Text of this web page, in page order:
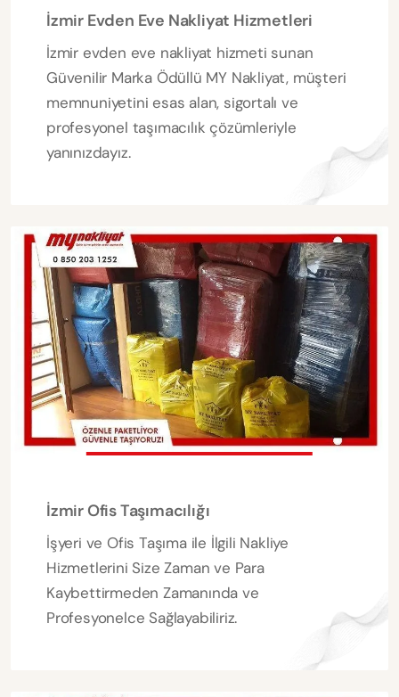
İzmir Evden Eve Nakliyat Hizmetleri
İzmir evden eve nakliyat hizmeti sunan
Güvenilir Marka Ödüllü MY Nakliyat, müşteri
memnuniyetini esas alan, sigortalı ve
profesyonel taşımacılık çözümleriyle
yanınızdayız.
İzmir Ofis Taşımacılığı
İşyeri ve Ofis Taşıma ile İlgili Nakliye
Hizmetlerini Size Zaman ve Para
Kaybettirmeden Zamanında ve
Profesyonelce Sağlayabiliriz.